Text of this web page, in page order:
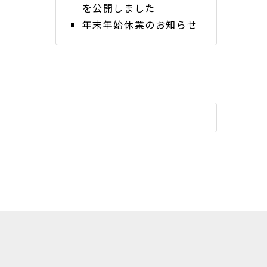
を公開しました
年末年始休業のお知らせ